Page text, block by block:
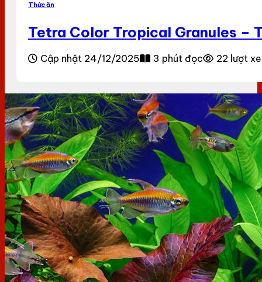
Thức ăn
Tetra Color Tropical Granules –
Cập nhật 24/12/2025 3 phút đọc 22 lượt